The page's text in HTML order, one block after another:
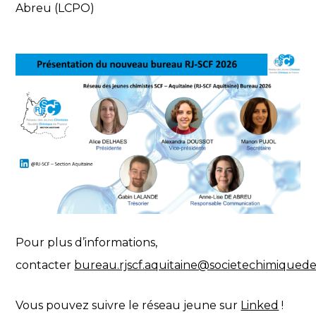
Abreu (LCPO)
Pour plus d’informations,
contacter
Vous pouvez suivre le réseau jeune sur Linked !